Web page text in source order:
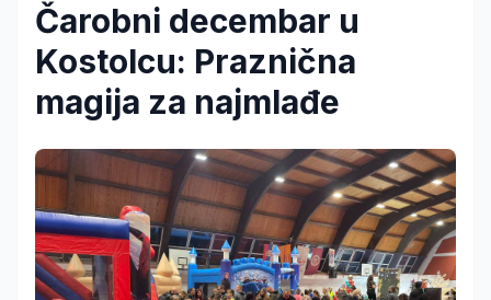
Čarobni decembar u
Kostolcu: Praznična
magija za najmlađe